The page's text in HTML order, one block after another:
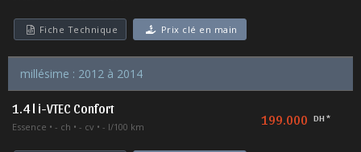
Fiche Technique Prix clé en main
millésime : 2012 à 2014
1.4 l i-VTEC Confort
Essence - ch - cv - l/100 km 199.000 DH *